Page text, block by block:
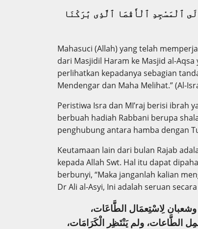
ٱلْمَسْجِدِ ٱلْأَقْصَا ٱلَّذِى بَٰرَكْنَا
Mahasuci (Allah) yang telah
dari Masjidil Haram ke Masjid al-
perlihatkan kepadanya sebagian
Mendengar dan Maha Melihat.” (Al-
Peristiwa Isra dan MI’raj berisi ibrah
berbuah hadiah Rabbani berupa
penghubung antara hamba dengan
Keutamaan lain dari bulan Rajab
kepada Allah Swt. Hal itu dapat
berbunyi, “Maka janganlah kalian
Dr Ali al-Asyi, Ini adalah seruan
لِاسْتِعمَال الطَّاعَات،
الطَّاعات، ولم يَنْتَظِر الْكَرَامَات،